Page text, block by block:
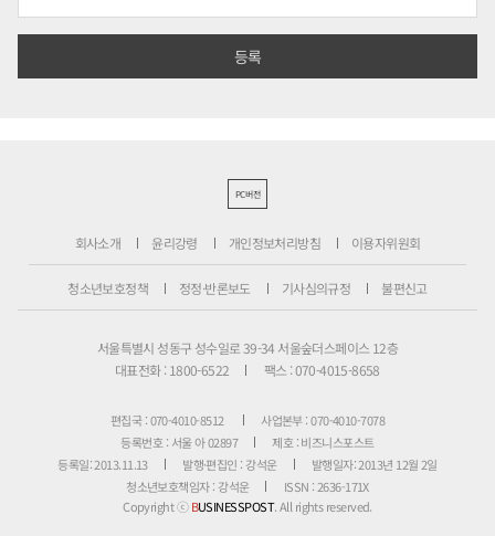
PC버전
회사소개 윤리강령 개인정보처리방침 이용자위원회
청소년보호정책 정정·반론보도 기사심의규정 불편신고
서울특별시 성동구 성수일로 39-34 서울숲더스페이스 12층
대표전화 : 1800-6522
팩스 : 070-4015-8658
편집국 : 070-4010-8512
사업본부 : 070-4010-7078
등록번호 : 서울 아 02897
제호 : 비즈니스포스트
등록일: 2013.11.13
발행·편집인 : 강석운
발행일자: 2013년 12월 2일
청소년보호책임자 : 강석운
ISSN : 2636-171X
Copyright ⓒBUSINESSPOST. All rights reserved.